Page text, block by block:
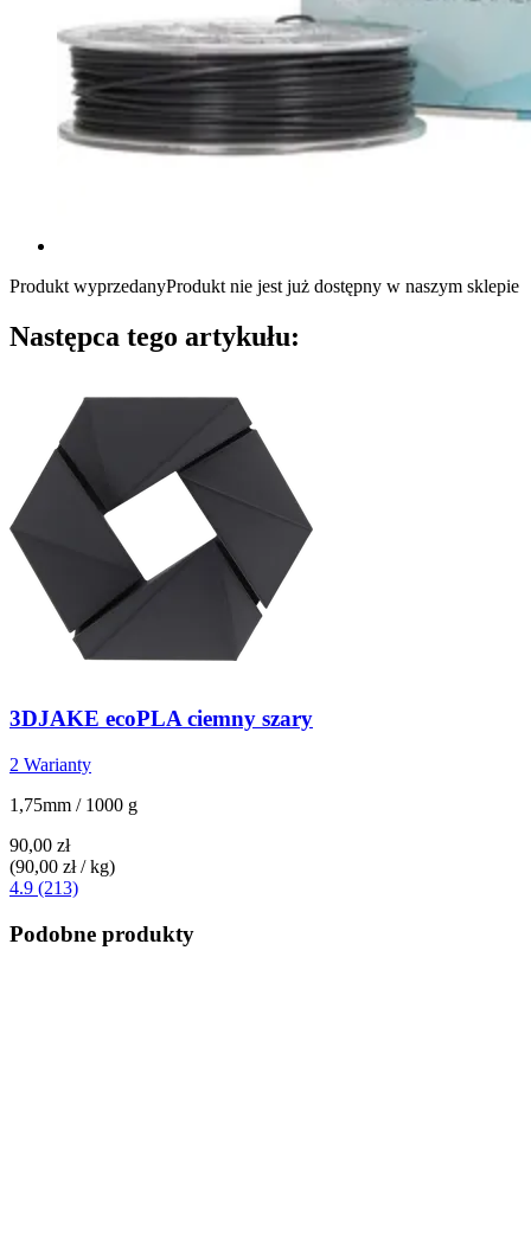
Produkt wyprzedanyProdukt nie jest już dostępny w naszym sklepie
Następca tego artykułu:
3DJAKE ecoPLA ciemny szary
2 Warianty
1,75mm / 1000 g
90,00 zł
(90,00 zł / kg)
4.9 (213)
Podobne produkty